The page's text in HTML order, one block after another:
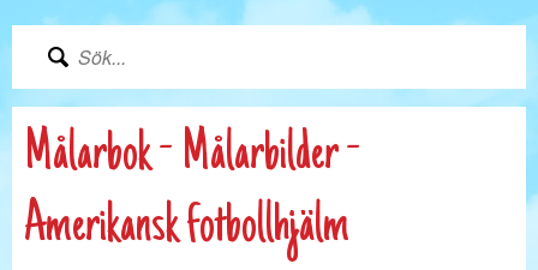
Målarbok - Målarbilder -
Amerikansk fotbollhjälm